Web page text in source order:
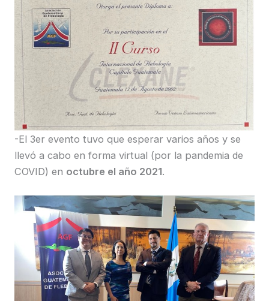
-El 3er evento tuvo que esperar varios años y se
llevó a cabo en forma virtual (por la pandemia de
COVID) en octubre el año 2021.